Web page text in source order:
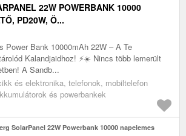
22W POWERBANK 10000
PD20W, Ö...
Power Bank 10000mAh 22W – A Te
Kalandjaidhoz! ⚡☀️ Nincs több lemerült
A Sandb...
és elektronika, telefonok, mobiltelefon
és powerbankek
SolarPanel 22W Powerbank 10000 napelemes